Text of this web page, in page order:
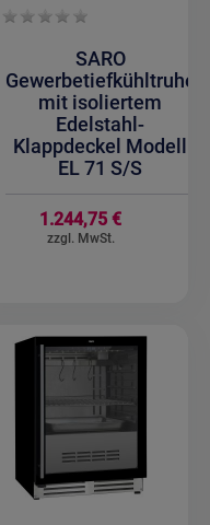
SARO
Gewerbetiefkühltruhe
mit isoliertem
Edelstahl-
Klappdeckel Modell
EL 71 S/S
1.244,75 €